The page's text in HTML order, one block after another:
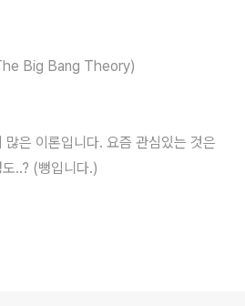
Big Bang Theory)
많은 이론입니다. 요즘 관심있는 것은
..? (뻥입니다.)